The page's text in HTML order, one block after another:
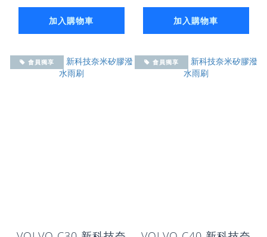
加入購物車 加入購物車
會員獨享 會員獨享